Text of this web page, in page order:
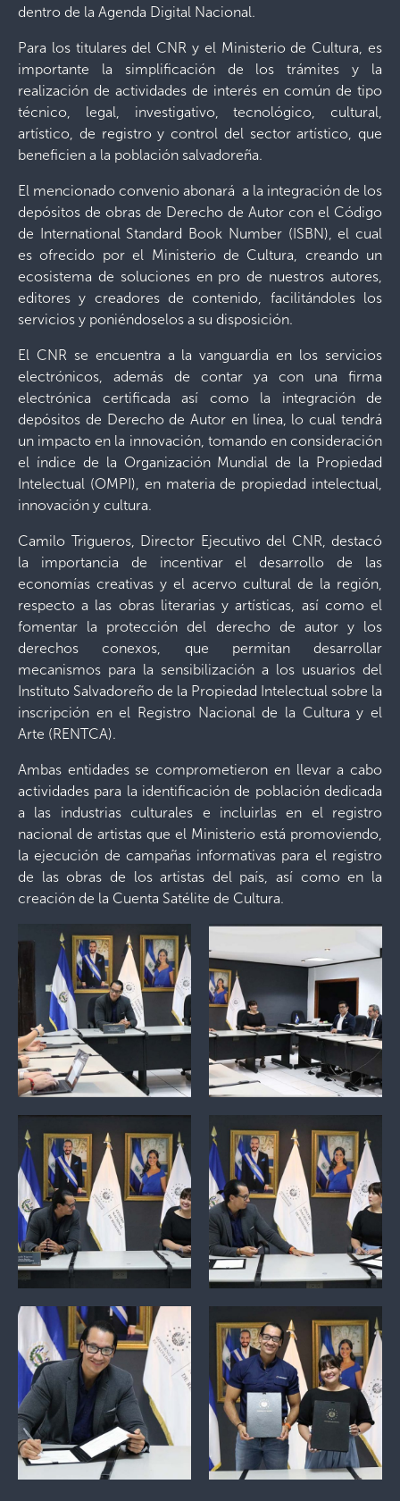
dentro de la Agenda Digital Nacional.
Para los titulares del CNR y el Ministerio de Cultura, es
importante la simplificación de los trámites y la
realización de actividades de interés en común de tipo
técnico, legal, investigativo, tecnológico, cultural,
artístico, de registro y control del sector artístico, que
beneficien a la población salvadoreña.
El mencionado convenio abonará a la integración de los
depósitos de obras de Derecho de Autor con el Código
de International Standard Book Number (ISBN), el cual
es ofrecido por el Ministerio de Cultura, creando un
ecosistema de soluciones en pro de nuestros autores,
editores y creadores de contenido, facilitándoles los
servicios y poniéndoselos a su disposición.
El CNR se encuentra a la vanguardia en los servicios
electrónicos, además de contar ya con una firma
electrónica certificada así como la integración de
depósitos de Derecho de Autor en línea, lo cual tendrá
un impacto en la innovación, tomando en consideración
el índice de la Organización Mundial de la Propiedad
Intelectual (OMPI), en materia de propiedad intelectual,
innovación y cultura.
Camilo Trigueros, Director Ejecutivo del CNR, destacó
la importancia de incentivar el desarrollo de las
economías creativas y el acervo cultural de la región,
respecto a las obras literarias y artísticas, así como el
fomentar la protección del derecho de autor y los
derechos conexos, que permitan desarrollar
mecanismos para la sensibilización a los usuarios del
Instituto Salvadoreño de la Propiedad Intelectual sobre la
inscripción en el Registro Nacional de la Cultura y el
Arte (RENTCA).
Ambas entidades se comprometieron en llevar a cabo
actividades para la identificación de población dedicada
a las industrias culturales e incluirlas en el registro
nacional de artistas que el Ministerio está promoviendo,
la ejecución de campañas informativas para el registro
de las obras de los artistas del país, así como en la
creación de la Cuenta Satélite de Cultura.